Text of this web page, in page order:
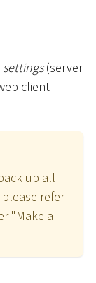
(server
client
up all
refer
"Make a